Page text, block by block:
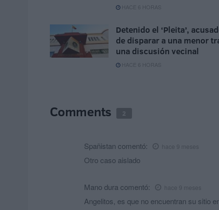
HACE 6 HORAS
Detenido el ‘Pleita’,
de disparar a una menor
una discusión vecinal
HACE 6 HORAS
Comments 2
Spañistan comentó: hace 9 meses
Otro caso aislado
Mano dura comentó: hace 9 meses
Angelitos, es que no encuentran su sitio